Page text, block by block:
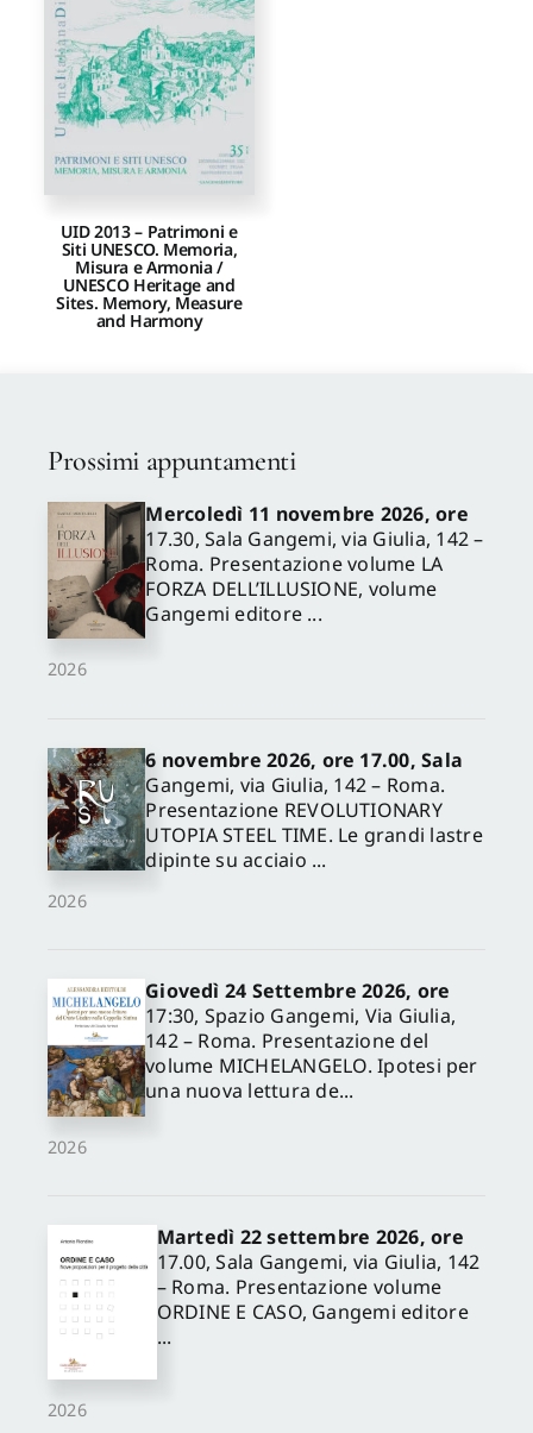
Proposte di pubblicazione
Gangemi Editore
UID 2013 – Patrimoni e
Siti UNESCO. Memoria,
Misura e Armonia /
UNESCO Heritage and
Sites. Memory, Measure
and Harmony
Prossimi appuntamenti
2026
Mercoledì 11 novembre 2026, ore
17.30, Sala Gangemi, via Giulia, 142 –
Roma. Presentazione volume LA
FORZA DELL’ILLUSIONE, volume
Gangemi editore ...
2026
6 novembre 2026, ore 17.00, Sala
Gangemi, via Giulia, 142 – Roma.
Presentazione REVOLUTIONARY
UTOPIA STEEL TIME. Le grandi lastre
dipinte su acciaio ...
2026
Giovedì 24 Settembre 2026, ore
17:30, Spazio Gangemi, Via Giulia,
142 – Roma. Presentazione del
volume MICHELANGELO. Ipotesi per
una nuova lettura de...
2026
Martedì 22 settembre 2026, ore
17.00, Sala Gangemi, via Giulia, 142
– Roma. Presentazione volume
ORDINE E CASO, Gangemi editore
...